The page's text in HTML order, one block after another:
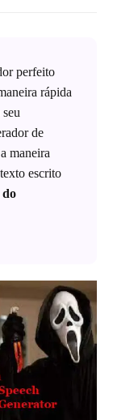
perfeito
rápida
de
maneira
escrito
do